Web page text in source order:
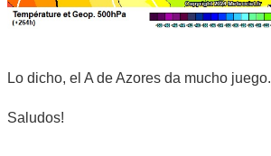
Lo dicho, el A de Azores da mucho juego.
Saludos!